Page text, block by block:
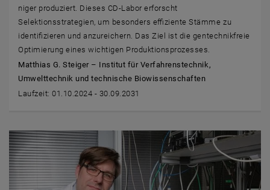
niger produziert. Dieses CD-Labor erforscht
Selektionsstrategien, um besonders effiziente Stämme zu
identifizieren und anzureichern. Das Ziel ist die gentechnikfreie
Optimierung eines wichtigen Produktionsprozesses.
Matthias G. Steiger – Institut für Verfahrenstechnik,
Umwelttechnik und technische Biowissenschaften
Laufzeit: 01.10.2024 - 30.09.2031